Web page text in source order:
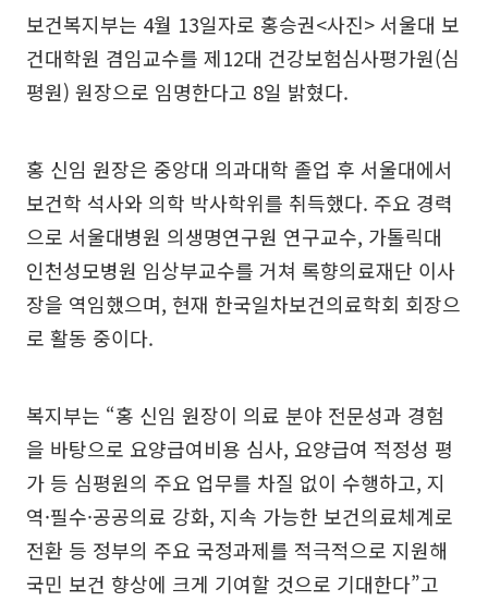
보건복지부는 4월 13일자로 홍승권<사진> 서울대 보
건대학원 겸임교수를 제12대 건강보험심사평가원(심
평원) 원장으로 임명한다고 8일 밝혔다.
홍 신임 원장은 중앙대 의과대학 졸업 후 서울대에서
보건학 석사와 의학 박사학위를 취득했다. 주요 경력
으로 서울대병원 의생명연구원 연구교수, 가톨릭대
인천성모병원 임상부교수를 거쳐 록향의료재단 이사
장을 역임했으며, 현재 한국일차보건의료학회 회장으
로 활동 중이다.
복지부는 “홍 신임 원장이 의료 분야 전문성과 경험
을 바탕으로 요양급여비용 심사, 요양급여 적정성 평
가 등 심평원의 주요 업무를 차질 없이 수행하고, 지
역·필수·공공의료 강화, 지속 가능한 보건의료체계로
전환 등 정부의 주요 국정과제를 적극적으로 지원해
국민 보건 향상에 크게 기여할 것으로 기대한다”고